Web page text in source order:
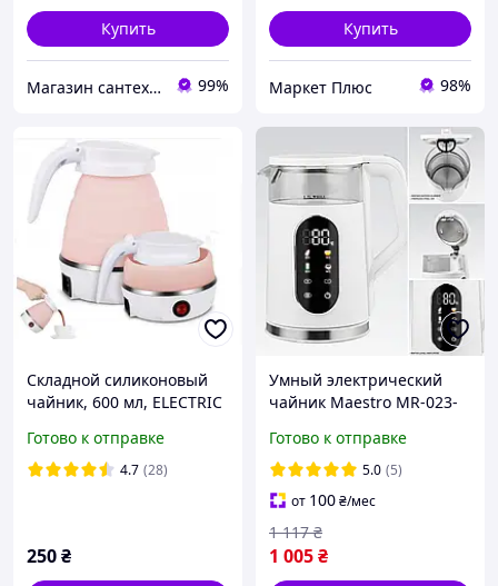
Купить
Магазин сантехники Eurotherm 99%
Купить
Маркет Плюс 98%
Складной силиконовый
чайник, 600 мл, ELECTRIC
электрочайник
Готово к отправке
4.7 (28)
250₴
Умный электрический
чайник Maestro MR-023-
терморегулятором |
Сенсорное управление и
защита от ожогов (Скло/
Пласты
Готово к отправке
5.0 (5)
от 100₴/мес
1 005₴
1 117 ₴